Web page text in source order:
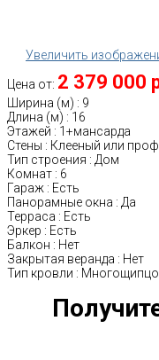
Увеличить
Цена от: 2 379 000
Ширина (м) : 9
Длина (м) : 16
Этажей : 1+мансарда
Стены : Клееный или
Тип строения : Дом
Комнат : 6
Гараж : Есть
Панорамные окна : Да
Терраса : Есть
Эркер : Есть
Балкон : Нет
Закрытая веранда : Нет
Тип кровли :